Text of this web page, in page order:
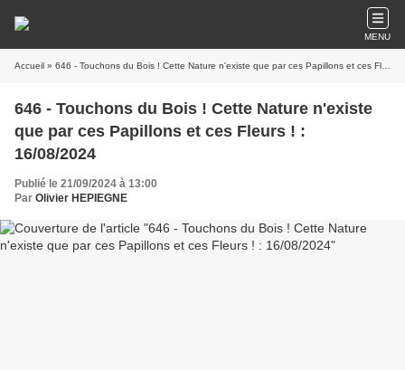
MENU
Accueil » 646 - Touchons du Bois ! Cette Nature n'existe que par ces Papillons et ces Fleurs ! : 16/08/2024
646 - Touchons du Bois ! Cette Nature n'existe
que par ces Papillons et ces Fleurs ! :
16/08/2024
Publié le 21/09/2024 à 13:00
Par Olivier HEPIEGNE